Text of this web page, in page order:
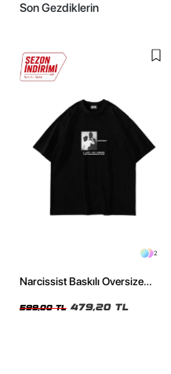
Son Gezdiklerin
2
Narcissist Baskılı Oversize
599,00 TL 479,20 TL